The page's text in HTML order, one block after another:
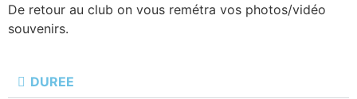
De retour au club on vous remétra vos photos/vidéo
souvenirs.
DUREE